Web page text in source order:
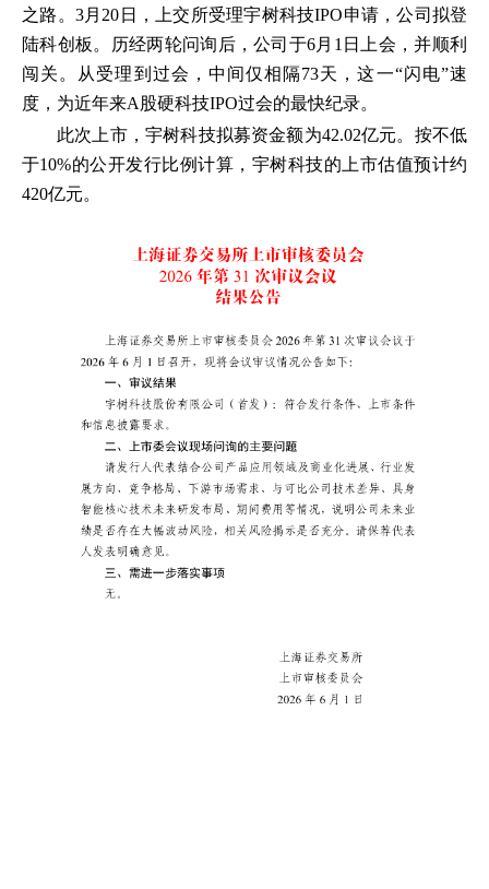
之路。3月20日，上交所受理宇树科技IPO申请，公司拟登
陆科创板。历经两轮问询后，公司于6月1日上会，并顺利
闯关。从受理到过会，中间仅相隔73天，这一“闪电”速
度，为近年来A股硬科技IPO过会的最快纪录。
此次上市，宇树科技拟募资金额为42.02亿元。按不低
于10%的公开发行比例计算，宇树科技的上市估值预计约
420亿元。